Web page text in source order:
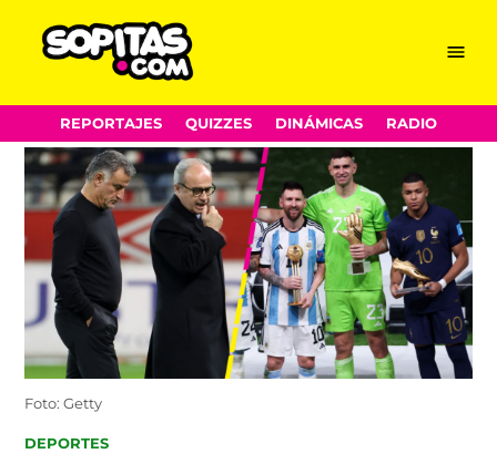
Skip
to
content
Menu
REPORTAJES QUIZZES DINÁMICAS RADIO
Foto: Getty
POSTED
DEPORTES